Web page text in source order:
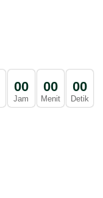
00
Jam
00
Menit
00
Detik